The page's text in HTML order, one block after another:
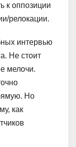
к оппозиции
релокации.
интервью
Не стоит
мелочи.
Но
как